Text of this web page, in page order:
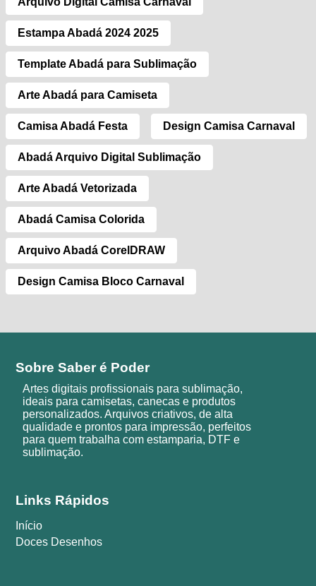
Estampa Abadá 2024 2025
Template Abadá para Sublimação
Arte Abadá para Camiseta
Camisa Abadá Festa Design Camisa Carnaval
Abadá Arquivo Digital Sublimação
Arte Abadá Vetorizada
Abadá Camisa Colorida
Arquivo Abadá CorelDRAW
Design Camisa Bloco Carnaval
Sobre Saber é Poder
Artes digitais profissionais para sublimação,
ideais para camisetas, canecas e produtos
personalizados. Arquivos criativos, de alta
qualidade e prontos para impressão, perfeitos
para quem trabalha com estamparia, DTF e
sublimação.
Links Rápidos
Início
Doces Desenhos